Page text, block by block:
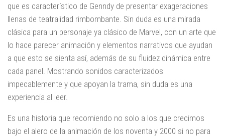
que es característico de Genndy de presentar exageraciones
llenas de teatralidad rimbombante. Sin duda es una mirada
clásica para un personaje ya clásico de Marvel, con un arte que
lo hace parecer animación y elementos narrativos que ayudan
a que esto se sienta así, además de su fluidez dinámica entre
cada panel. Mostrando sonidos caracterizados
impecablemente y que apoyan la trama, sin duda es una
experiencia al leer.
Es una historia que recomiendo no solo a los que crecimos
bajo el alero de la animación de los noventa y 2000 si no para